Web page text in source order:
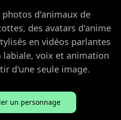
photos d'animaux de
des avatars d'anime
en vidéos parlantes
labiale, voix et animation
d'une seule image.
un personnage